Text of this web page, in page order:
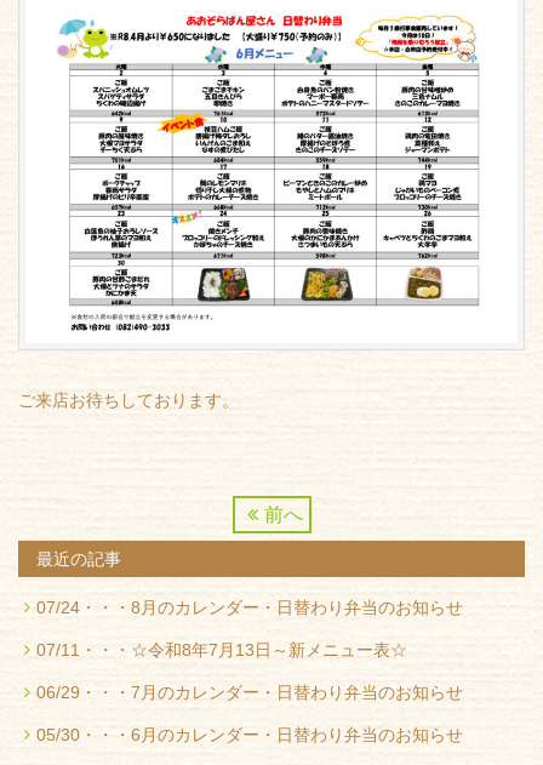
ご来店お待ちしております。
前へ
最近の記事
07/24・・・ 8月のカレンダー・日替わり弁当のお知らせ
07/11・・・ ☆令和8年7月13日～新メニュー表☆
06/29・・・ 7月のカレンダー・日替わり弁当のお知らせ
05/30・・・ 6月のカレンダー・日替わり弁当のお知らせ